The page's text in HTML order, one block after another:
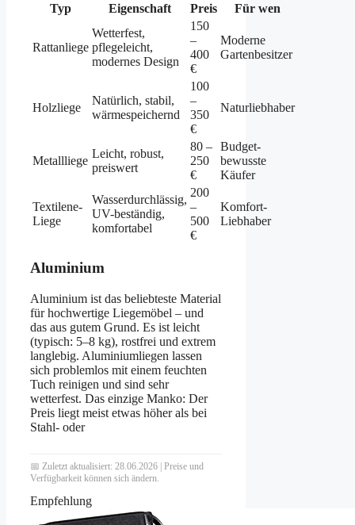
Typ
Eigenschaft Preis Für wen
Rattanliege
Wetterfest,
pflegeleicht,
modernes Design
150
–
400
€
Moderne
Gartenbesitzer
Holzliege
Natürlich, stabil,
wärmespeichernd
100
–
350
€
Naturliebhaber
Metallliege
Leicht, robust,
preiswert
80 –
250
€
Budget-
bewusste
Käufer
Textilene-
Liege
Wasserdurchlässig,
UV-beständig,
komfortabel
200
–
500
€
Komfort-
Liebhaber
Aluminium
Aluminium ist das beliebteste Material
für hochwertige Liegemöbel – und
das aus gutem Grund. Es ist leicht
(typisch: 5–8 kg), rostfrei und extrem
langlebig. Aluminiumliegen lassen
sich problemlos mit einem feuchten
Tuch reinigen und sind sehr
wetterfest. Das einzige Manko: Der
Preis liegt meist etwas höher als bei
Stahl- oder
📅 Zuletzt aktualisiert: 28.06.2026 | Preise und
Verfügbarkeit können sich ändern.
Empfehlung